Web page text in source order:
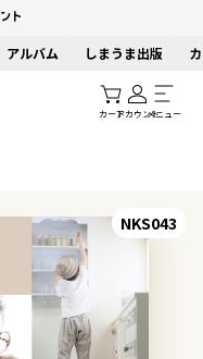
アルバム しまうま出版
カートアカウントメニュー
NKS043